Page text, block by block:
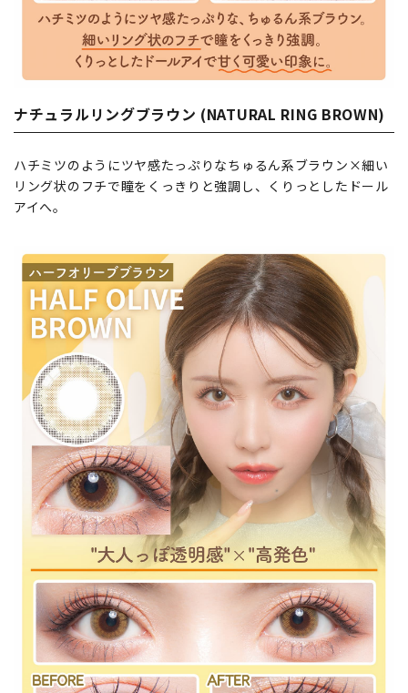
ナチュラルリングブラウン (NATURAL RING BROWN)
ハチミツのようにツヤ感たっぷりなちゅるん系ブラウン×細い
リング状のフチで瞳をくっきりと強調し、くりっとしたドール
アイへ。